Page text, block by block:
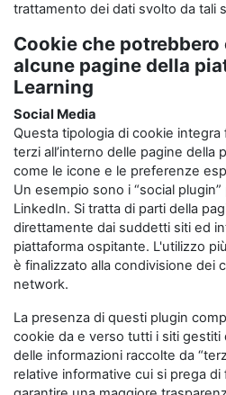
trattamento dei dati svolto da tali
Cookie che
alcune pagine della
Learning
Social Media
Questa tipologia di cookie
terzi all’interno delle pagine della
come le icone e le preferenze
Un esempio sono i “social
LinkedIn. Si tratta di parti della
direttamente dai suddetti siti ed
piattaforma ospitante. L'utilizzo
è finalizzato alla condivisione dei
network.
La presenza di questi plugin
cookie da e verso tutti i siti gestiti
delle informazioni raccolte da
relative informative cui si prega